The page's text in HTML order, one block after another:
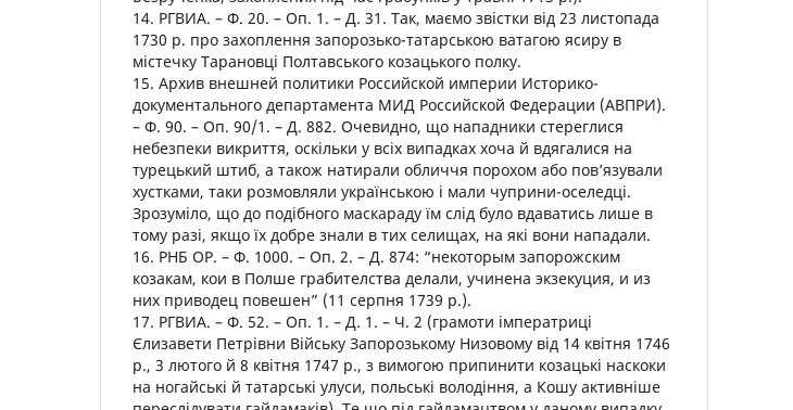
14. РГВИА. – Ф. 20. – Оп. 1. – Д. 31. Так, маємо звістки від 23 листопада
1730 р. про захоплення запорозько-татарською ватагою ясиру в
містечку Тарановці Полтавського козацького полку.
15. Архив внешней политики Российской империи Историко-
документального департамента МИД Российской Федерации (АВПРИ).
– Ф. 90. – Оп. 90/1. – Д. 882. Очевидно, що нападники стереглися
небезпеки викриття, оскільки у всіх випадках хоча й вдягалися на
турецький штиб, а також натирали обличчя порохом або пов’язували
хустками, таки розмовляли українською і мали чуприни-оселедці.
Зрозуміло, що до подібного маскараду їм слід було вдаватись лише в
тому разі, якщо їх добре знали в тих селищах, на які вони нападали.
16. РНБ ОР. – Ф. 1000. – Оп. 2. – Д. 874: “некоторым запорожским
козакам, кои в Полше грабителства делали, учинена экзекуция, и из
них приводец повешен” (11 серпня 1739 р.).
17. РГВИА. – Ф. 52. – Оп. 1. – Д. 1. – Ч. 2 (грамоти імператриці
Єлизавети Петрівни Війську Запорозькому Низовому від 14 квітня 1746
р., 3 лютого й 8 квітня 1747 р., з вимогою припинити козацькі наскоки
на ногайські й татарські улуси, польські володіння, а Кошу активніше